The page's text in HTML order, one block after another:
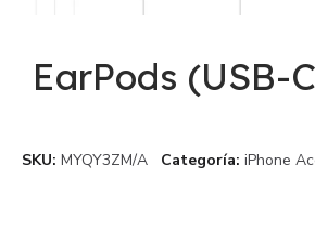
EarPods (USB-
SKU MYQY3ZM/A Categoría iPhone